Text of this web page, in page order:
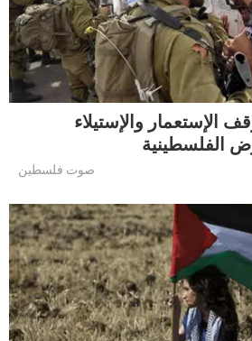
الإستعمار والإستيلاء
الفلسطينية
صوت فلسطين